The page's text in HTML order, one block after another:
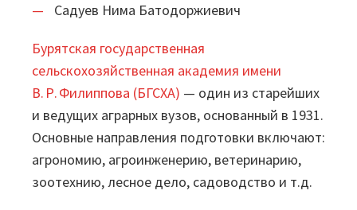
Обучение
Быстрый старт
Loginom.Навыки
Мастерская Loginom
Кубок Loginom
Клиенты
Садуев Нима Батодоржиевич
Бурятская государственная
сельскохозяйственная академия имени
В. Р. Филиппова (БГСХА) — один из старейших
и ведущих аграрных вузов, основанный в 1931.
Основные направления подготовки включают:
агрономию, агроинженерию, ветеринарию,
зоотехнию, лесное дело, садоводство и т.д.